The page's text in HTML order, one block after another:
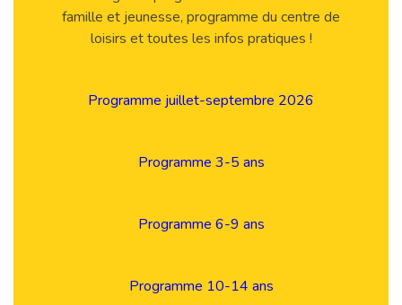
famille et jeunesse, programme du centre de
loisirs et toutes les infos pratiques !
Programme juillet-septembre 2026
Programme 3-5 ans
Programme 6-9 ans
Programme 10-14 ans